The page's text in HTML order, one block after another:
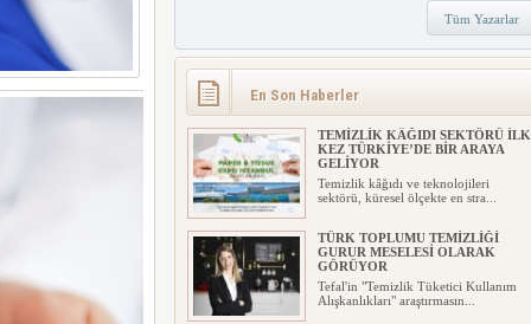
Tüm Yazarlar
En Son Haberler
SÜRDÜRÜLEBİLİRLİKTE YENİ
ŞEFFAFLIK YAKLAŞIMI: FOCUS4
hedeflerine ulaşmalarını kol...
TEMİZLİK KÂĞIDI SEKTÖRÜ İLK
KEZ TÜRKİYE’DE BİR ARAYA
GELİYOR
Temizlik kâğıdı ve teknolojileri
sektörü, küresel ölçekte en stra...
TÜRK TOPLUMU TEMİZLİĞİ
GURUR MESELESİ OLARAK
GÖRÜYOR
Tefal'in "Temizlik Tüketici Kullanım
Alışkanlıkları" araştırmasın...